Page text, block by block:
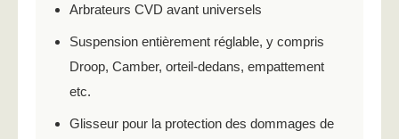
Arbrateurs CVD avant universels
Suspension entièrement réglable, y compris
Droop, Camber, orteil-dedans, empattement
etc.
Glisseur pour la protection des dommages de